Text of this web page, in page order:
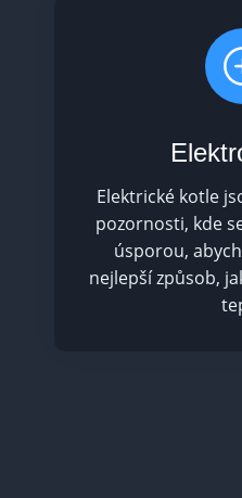
Elektrické kotle
pozornosti, kde
úsporou,
nejlepší způsob,